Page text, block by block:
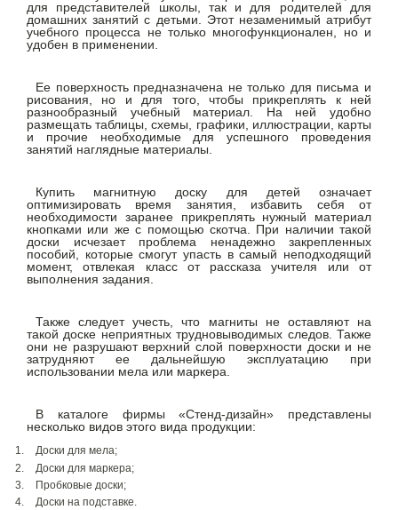
для представителей школы, так и для родителей для
домашних занятий с детьми. Этот незаменимый атрибут
учебного процесса не только многофункционален, но и
удобен в применении.
Ее поверхность предназначена не только для письма и
рисования, но и для того, чтобы прикреплять к ней
разнообразный учебный материал. На ней удобно
размещать таблицы, схемы, графики, иллюстрации, карты
и прочие необходимые для успешного проведения
занятий наглядные материалы.
Купить магнитную доску для детей означает
оптимизировать время занятия, избавить себя от
необходимости заранее прикреплять нужный материал
кнопками или же с помощью скотча. При наличии такой
доски исчезает проблема ненадежно закрепленных
пособий, которые смогут упасть в самый неподходящий
момент, отвлекая класс от рассказа учителя или от
выполнения задания.
Также следует учесть, что магниты не оставляют на
такой доске неприятных трудновыводимых следов. Также
они не разрушают верхний слой поверхности доски и не
затрудняют ее дальнейшую эксплуатацию при
использовании мела или маркера.
В каталоге фирмы «Стенд-дизайн» представлены
несколько видов этого вида продукции:
Доски для мела;
Доски для маркера;
Пробковые доски;
Доски на подставке.